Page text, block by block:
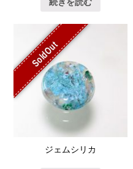
ジェムシリカ
SoldOut